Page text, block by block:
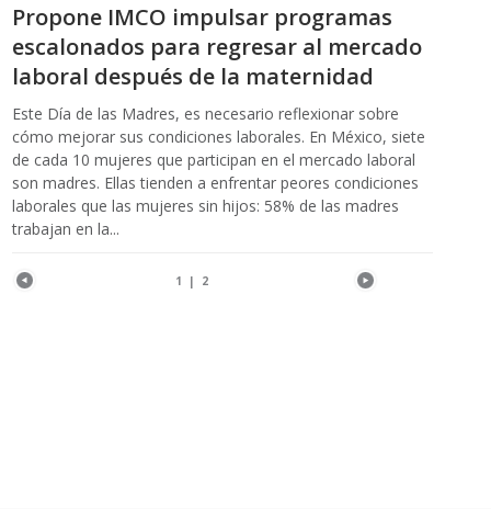
Propone IMCO impulsar programas
escalonados para regresar al mercado
laboral después de la maternidad
Este Día de las Madres, es necesario reflexionar sobre
cómo mejorar sus condiciones laborales. En México, siete
de cada 10 mujeres que participan en el mercado laboral
son madres. Ellas tienden a enfrentar peores condiciones
laborales que las mujeres sin hijos: 58% de las madres
trabajan en la...
1 | 2